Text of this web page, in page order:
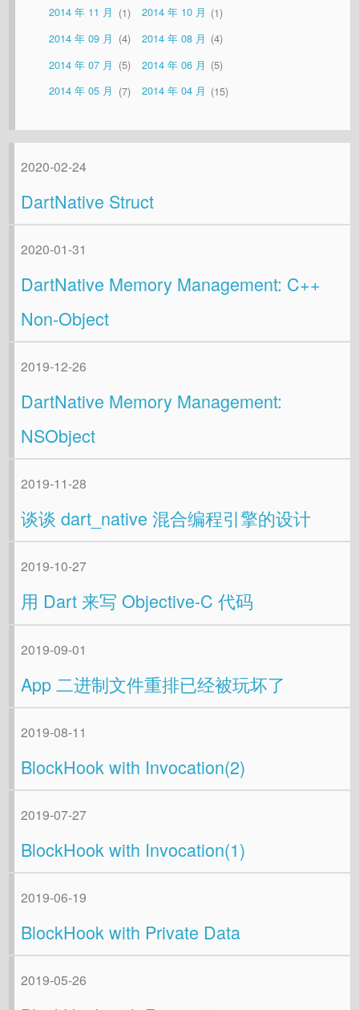
2014 年 11 月
1 2014 年 10 月
1
2014 年 09 月
4 2014 年 08 月
4
2014 年 07 月
5 2014 年 06 月
5
2014 年 05 月
7 2014 年 04 月 15
2020-02-24
DartNative Struct
2020-01-31
DartNative Memory Management: C++
Non-Object
2019-12-26
DartNative Memory Management:
NSObject
2019-11-28
谈谈 dart_native 混合编程引擎的设计
2019-10-27
用 Dart 来写 Objective-C 代码
2019-09-01
App 二进制文件重排已经被玩坏了
2019-08-11
BlockHook with Invocation(2)
2019-07-27
BlockHook with Invocation(1)
2019-06-19
BlockHook with Private Data
2019-05-26